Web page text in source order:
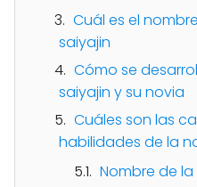
Cuál es el
saiyajin
Cómo se
saiyajin y su novia
Cuáles son las
habilidades de la
Nombre de